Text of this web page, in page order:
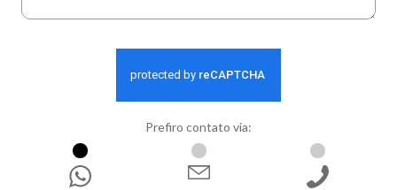
Prefiro contato via: